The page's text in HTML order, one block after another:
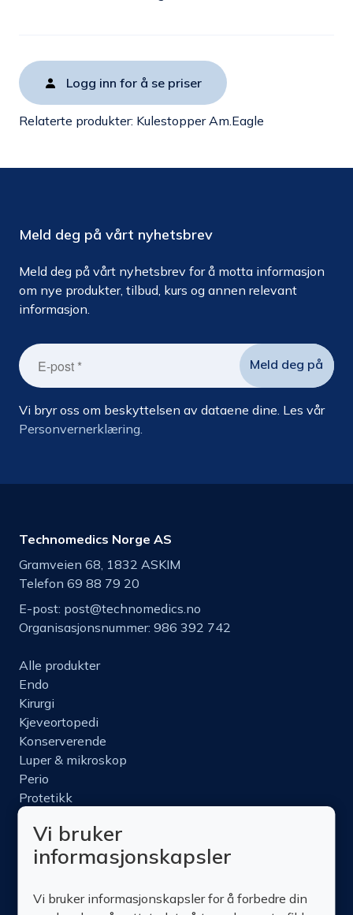
Logg inn for å se priser
Relaterte produkter: Kulestopper Am.Eagle
Meld deg på vårt nyhetsbrev
Meld deg på vårt nyhetsbrev for å motta informasjon
om nye produkter, tilbud, kurs og annen relevant
informasjon.
Vi bryr oss om beskyttelsen av dataene dine. Les vår
Personvernerklæring.
Technomedics Norge AS
Gramveien 68, 1832 ASKIM
Telefon 69 88 79 20
E-post: post@technomedics.no
Organisasjonsnummer: 986 392 742
Alle produkter
Endo
Kirurgi
Kjeveortopedi
Konserverende
Luper & mikroskop
Perio
Protetikk
Nettbutikk
Produktinfo
Om oss
Vi bruker
informasjonskapsler
Vi bruker informasjonskapsler for å forbedre din